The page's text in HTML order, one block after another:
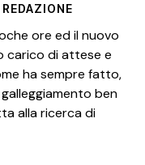
REDAZIONE
ore ed il nuovo
carico di attese e
ha sempre fatto,
ben
alla ricerca di